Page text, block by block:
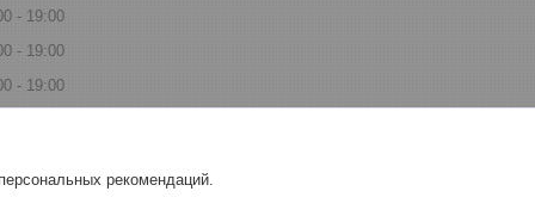
19:00
19:00
19:00
18:00
рекомендаций.